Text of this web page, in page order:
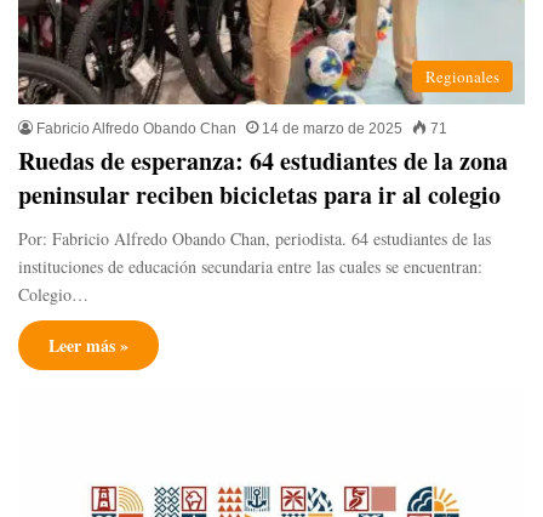
Regionales
Fabricio Alfredo Obando Chan 14 de marzo de 2025 71
Ruedas de esperanza: 64 estudiantes de la zona
peninsular reciben bicicletas para ir al colegio
Por: Fabricio Alfredo Obando Chan, periodista. 64 estudiantes de las
instituciones de educación secundaria entre las cuales se encuentran:
Colegio…
Leer más »